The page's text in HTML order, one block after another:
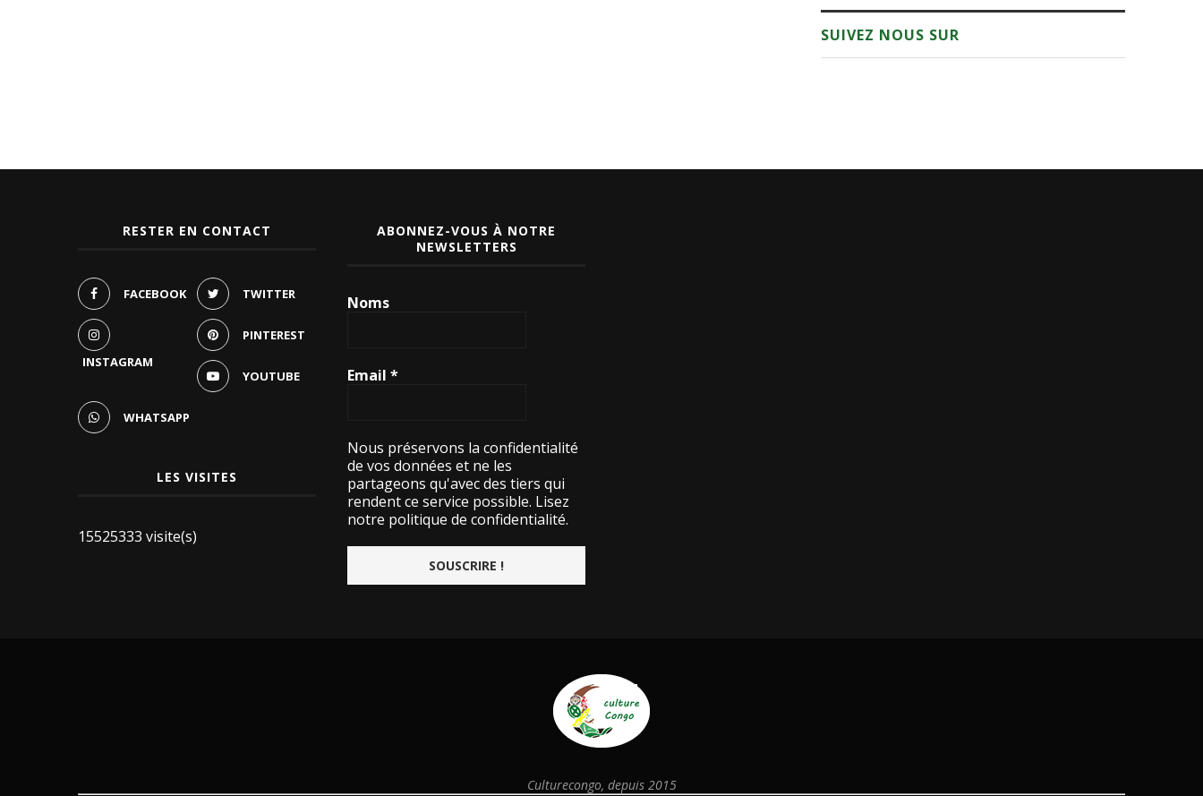
SUIVEZ NOUS SUR
RESTER EN CONTACT
FACEBOOK TWITTER
INSTAGRAM
PINTEREST
YOUTUBE
WHATSAPP
LES VISITES
15525333 visite(s)
ABONNEZ-VOUS À NOTRE
NEWSLETTERS
Noms
Email*
Nous préservons la confidentialité
de vos données et ne les
partageons qu'avec des tiers qui
rendent ce service possible. Lisez
notre politique de confidentialité.
Culturecongo, depuis 2015